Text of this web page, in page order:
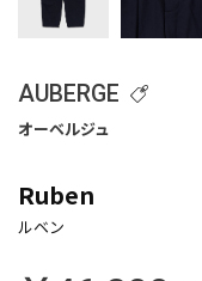
AUBERGE
Ruben